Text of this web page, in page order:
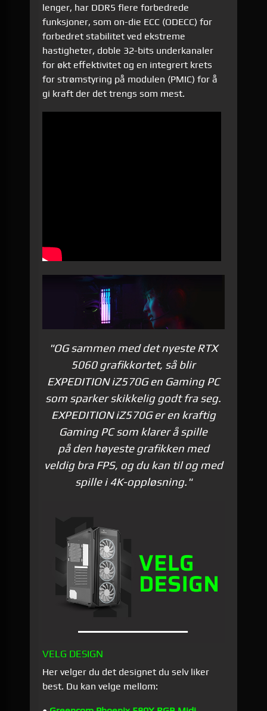
lenger, har DDR5 flere forbedrede
funksjoner, som on-die ECC (ODECC) for
forbedret stabilitet ved ekstreme
hastigheter, doble 32-bits underkanaler
for økt effektivitet og en integrert krets
for strømstyring på modulen (PMIC) for å
gi kraft der det trengs som mest.
"OG sammen med det nyeste RTX
5060 grafikkortet, så blir
EXPEDITION iZ570G en Gaming PC
som sparker skikkelig godt fra seg.
EXPEDITION iZ570G er en kraftig
Gaming PC som klarer å spille
på den høyeste grafikken med
veldig bra FPS, og du kan til og med
spillei 4K-oppløsning."
VELG DESIGN
Her velger du det designet du selv liker
best. Du kan velge mellom: